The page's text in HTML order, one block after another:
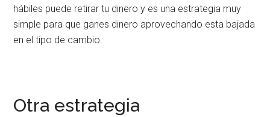
hábiles puede retirar tu dinero y es una estrategia muy
simple para que ganes dinero aprovechando esta bajada
en el tipo de cambio.
Otra estrategia